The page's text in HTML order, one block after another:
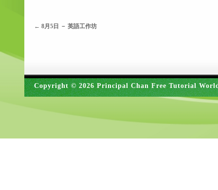
← 8月5日 － 英語工作坊
Copyright © 2026 Principal Chan Free Tutorial